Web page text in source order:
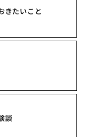
きたいこと
談